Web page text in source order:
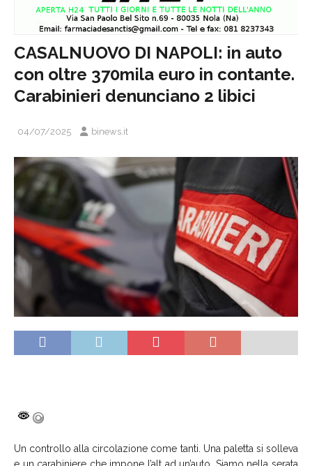
CASALNUOVO DI NAPOLI: in auto
con oltre 370mila euro in contante.
Carabinieri denunciano 2 libici
04/07/2025 binews.it
Un controllo alla circolazione come tanti. Una paletta si solleva
e un carabiniere che impone l’alt ad un’auto. Siamo nella serata